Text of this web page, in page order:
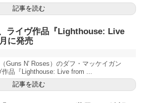
記事を読む
ライヴ作品『Lighthouse: Live
に発売
Guns N' Roses）のダフ・マッケイガン
作品『Lighthouse: Live from ...
記事を読む